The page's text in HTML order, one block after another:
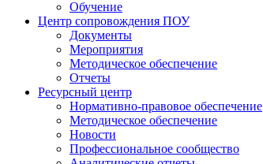
Обучение
Центр сопровождения ПОУ
Документы
Мероприятия
Методическое обеспечение
Отчеты
Ресурсный центр
Нормативно-правовое обеспечение
Методическое обеспечение
Новости
Профессиональное сообщество